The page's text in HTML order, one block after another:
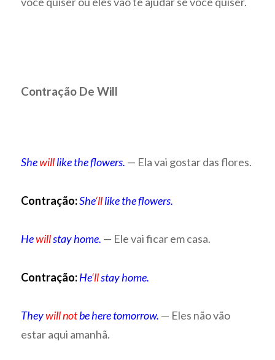
Contração De Will
Shewilllike the flowers. — Ela vai gostar das flores.
Contração:She‘lllike the flowers.
Hewillstay home. — Ele vai ficar em casa.
Contração:He‘llstay home.
Theywillnotbe here tomorrow. — Eles não vão
estar aqui amanhã.